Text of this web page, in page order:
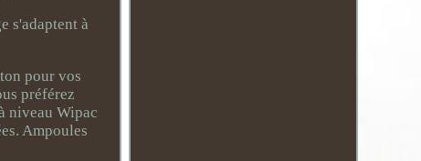
s'adaptent à
pour vos
préférez
niveau Wipac
Ampoules